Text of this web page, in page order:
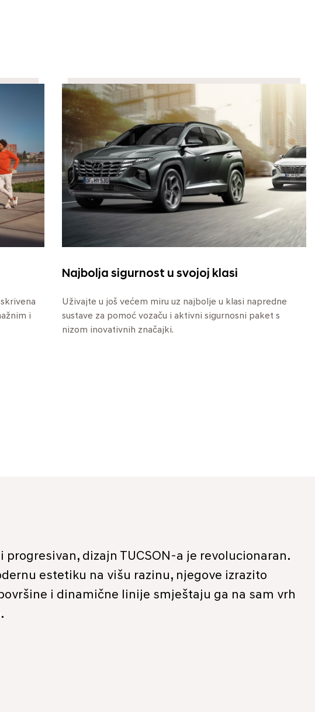
i
Najbolja sigurnost u svojoj klasi
Uživajte u još većem miru uz najbolje u klasi napredne
sustave za pomoć vozaču i aktivni sigurnosni paket s
nizom inovativnih značajki.
progresivan, dizajn TUCSON-a je revolucionaran.
estetiku na višu razinu, njegove izrazito
i dinamične linije smještaju ga na sam vrh